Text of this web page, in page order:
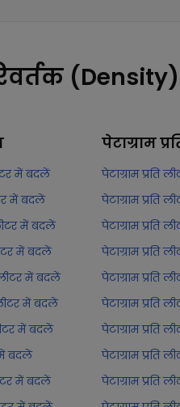
में बदलें
में बदलें
में बदलें
में बदलें
लीटर में बदलें
लीटर में बदलें
में बदलें
में बदलें
में बदलें
पेटाग्राम
पेटाग्राम प्रति
पेटाग्राम प्रति
पेटाग्राम प्रति
पेटाग्राम प्रति
पेटाग्राम प्रति
पेटाग्राम प्रति
पेटाग्राम प्रति
पेटाग्राम प्रति
पेटाग्राम प्रति